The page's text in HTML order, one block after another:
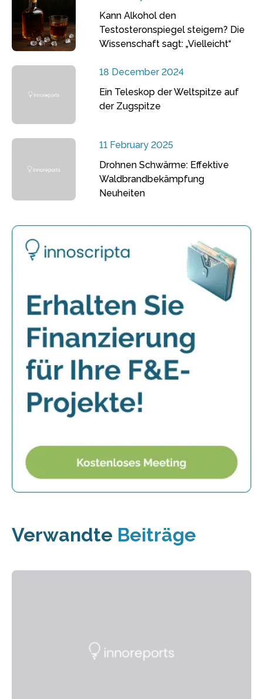
Kann Alkohol den
Testosteronspiegel steigern? Die
Wissenschaft sagt: „Vielleicht“
18 December 2024
Ein Teleskop der Weltspitze auf
der Zugspitze
11 February 2025
Drohnen Schwärme: Effektive
Waldbrandbekämpfung
Neuheiten
Verwandte Beiträge